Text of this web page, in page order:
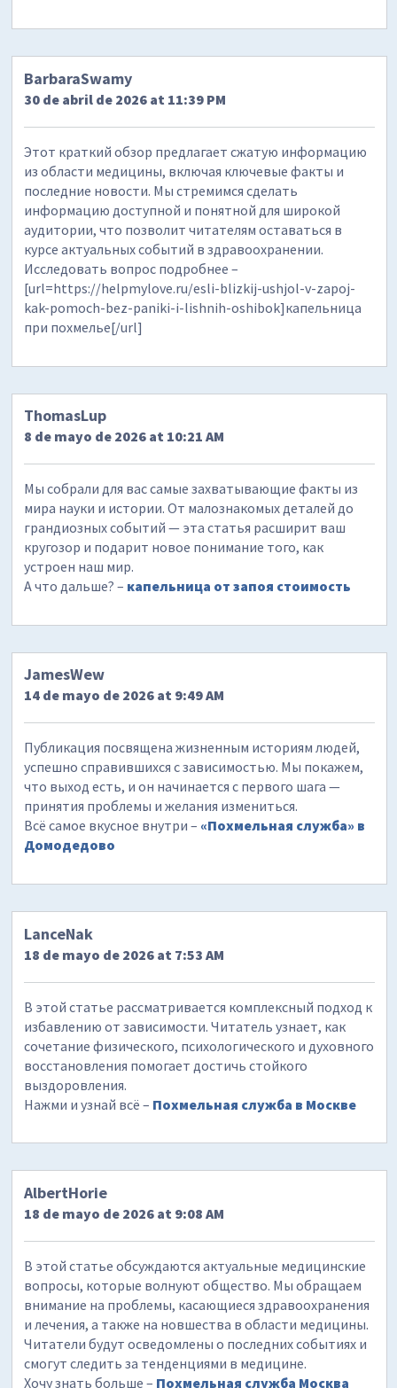
BarbaraSwamy
30 de abril de 2026 at 11:39 PM
Этот краткий обзор предлагает сжатую информацию
из области медицины, включая ключевые факты и
последние новости. Мы стремимся сделать
информацию доступной и понятной для широкой
аудитории, что позволит читателям оставаться в
курсе актуальных событий в здравоохранении.
Исследовать вопрос подробнее –
[url=https://helpmylove.ru/esli-blizkij-ushjol-v-zapoj-
kak-pomoch-bez-paniki-i-lishnih-oshibok]капельница
при похмелье[/url]
ThomasLup
8 de mayo de 2026 at 10:21 AM
Мы собрали для вас самые захватывающие факты из
мира науки и истории. От малознакомых деталей до
грандиозных событий — эта статья расширит ваш
кругозор и подарит новое понимание того, как
устроен наш мир.
А что дальше? – капельница от запоя стоимость
JamesWew
14 de mayo de 2026 at 9:49 AM
Публикация посвящена жизненным историям людей,
успешно справившихся с зависимостью. Мы покажем,
что выход есть, и он начинается с первого шага —
принятия проблемы и желания измениться.
Всё самое вкусное внутри – «Похмельная служба» в
Домодедово
LanceNak
18 de mayo de 2026 at 7:53 AM
В этой статье рассматривается комплексный подход к
избавлению от зависимости. Читатель узнает, как
сочетание физического, психологического и духовного
восстановления помогает достичь стойкого
выздоровления.
Нажми и узнай всё – Похмельная служба в Москве
AlbertHorie
18 de mayo de 2026 at 9:08 AM
В этой статье обсуждаются актуальные медицинские
вопросы, которые волнуют общество. Мы обращаем
внимание на проблемы, касающиеся здравоохранения
и лечения, а также на новшества в области медицины.
Читатели будут осведомлены о последних событиях и
смогут следить за тенденциями в медицине.
Хочу знать больше – Похмельная служба Москва